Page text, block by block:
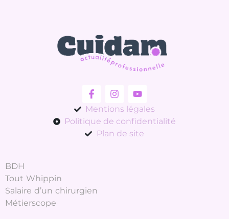
Mentions légales
Politique de confidentialité
Plan de site
BDH
Tout Whippin
Salaire d’un chirurgien
Métierscope